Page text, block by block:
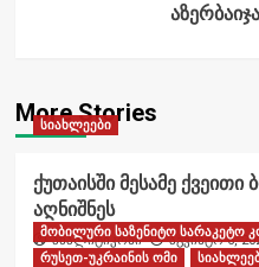
More Stories
სიახლეები
ქუთაისში მესამე
აღნიშნეს
ანალიტიკოსი აგვისტო 6,
მობილური საზენიტო სარაკეტო
რუსეთ-უკრაინის ომი